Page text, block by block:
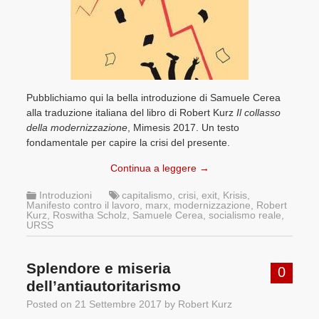
Pubblichiamo qui la bella introduzione di Samuele Cerea
alla traduzione italiana del libro di Robert KurzIl collasso
della modernizzazione , Mimesis 2017. Un testo
fondamentale per capire la crisi del presente.
Continua a leggere →
Introduzioni capitalismo ,crisi ,exit Krisis
Manifesto contro il lavoro
marx modernizzazione
Robert
Kurz
Roswitha Scholz Samuele Cerea ,socialismo reale
URSS
0
Splendore e miseria
dell’antiautoritarismo
Posted on 21 Settembre 2017 by Robert Kurz